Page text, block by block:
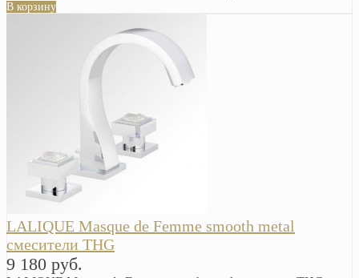
В корзину
LALIQUE Masque de Femme smooth metal
смесители THG
9 180 руб.